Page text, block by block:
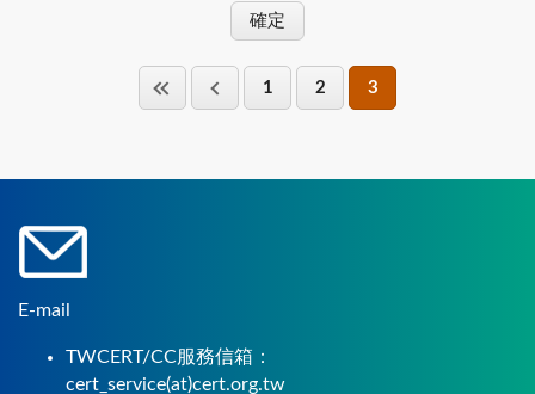
1 2 3
E-mail
TWCERT/CC服務信箱：
cert_service(at)cert.org.tw